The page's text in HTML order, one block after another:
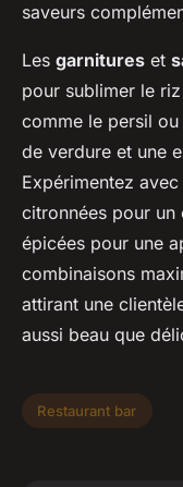
saveurs
Les garnitures et
pour sublimer le
comme le persil
de verdure et une
Expérimentez
citronnées pour
épicées pour une
combinaisons
attirant une
aussi beau que
Restaurant bar